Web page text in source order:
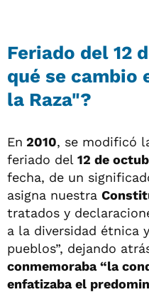
Feriado del 12
qué se cambio
la Raza"?
En 2010, se modificó
feriado del 12 de
fecha, de un
asigna nuestra
tratados y
a la diversidad étnica
pueblos”, dejando
conmemoraba “la
enfatizaba el